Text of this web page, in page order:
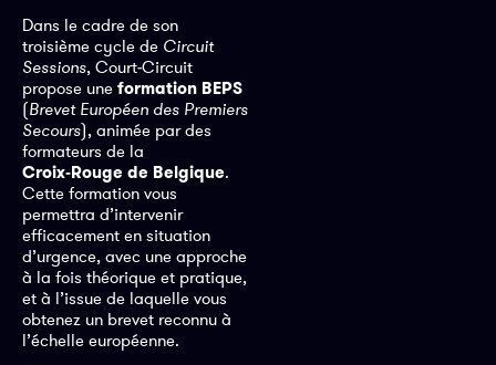
Dans le cadre de son
troisième cycle de Circuit
Sessions, Court‑Circuit
propose une formation BEPS
(Brevet Européen des Premiers
Secours), animée par des
formateurs de la
Croix‑Rouge de Belgique.
Cette formation vous
permettra d’intervenir
efficacement en situation
d’urgence, avec une approche
à la fois théorique et pratique,
et à l’issue de laquelle vous
obtenez un brevet reconnu à
l’échelle européenne.